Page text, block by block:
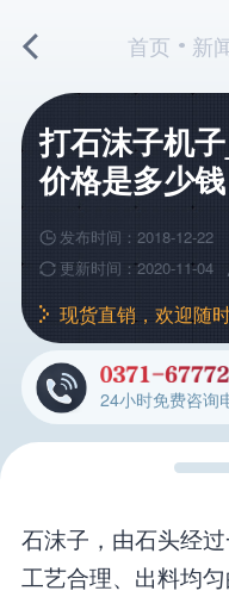
首页 新
打石沫子机
价格是多少钱
发布时间：2018-12-22
更新时间：2020-11-04
现货直销，欢迎随
24小时免费咨询
石沫子，由石头经
工艺合理、出料均